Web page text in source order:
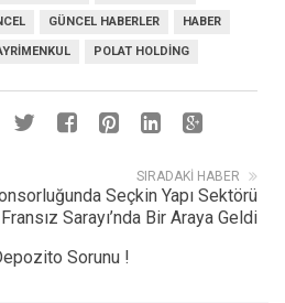
GÜNCEL HABERLER HABER
POLAT HOLDING
SIRADAKI HABER
Seçkin Yapı Sektörü
Sarayı’nda Bir Araya Geldi
Sorunu !